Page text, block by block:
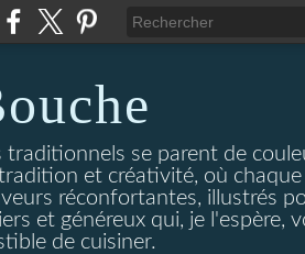
se parent de
et créativité, où
réconfortantes, illustrés
et généreux qui, je l'espère,
de cuisiner.